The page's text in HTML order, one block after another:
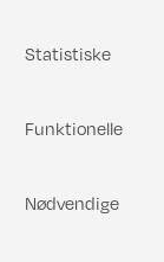
Statistiske
Funktionelle
Nødvendige